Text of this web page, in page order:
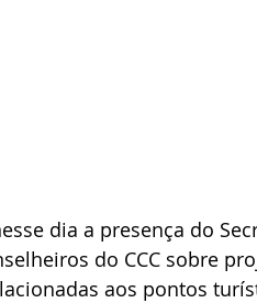
dia a presença do
do CCC sobre
aos pontos